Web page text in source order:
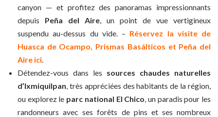
canyon — et profitez des panoramas impressionnants
depuis Peña del Aire , un point de vue vertigineux
suspendu au-dessus du vide. – Réservez la visite de
Huasca de Ocampo, Prismas Basálticos et Peña del
Aire ici
Détendez-vous dans les sources chaudes naturelles
d’Ixmiquilpan , très appréciées des habitants de la région,
ou explorez le parc national El Chico , un paradis pour les
randonneurs avec ses forêts de pins et ses nombreux